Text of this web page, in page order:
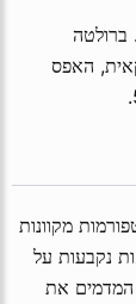
ברולטה
אמריקאית, האפס
מקוונות
נקבעות על
המדמים את